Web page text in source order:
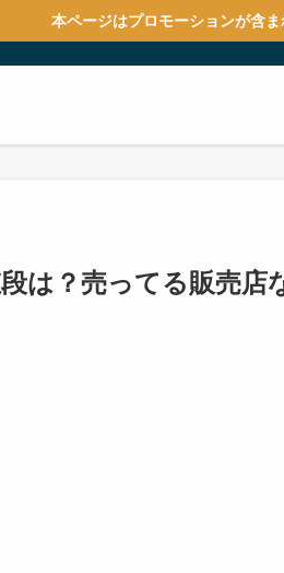
本ページはプロモーションが含
は？売ってる販売店